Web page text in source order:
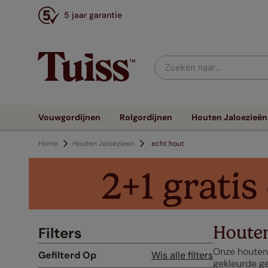
5 jaar garantie
Zoeken naar...
Vouwgordijnen Rolgordijnen Houten Jaloezieën
Houten Jaloezieen echt hout
Filters
Gefilterd Op
Wis alle filtersOnze
gekleurde